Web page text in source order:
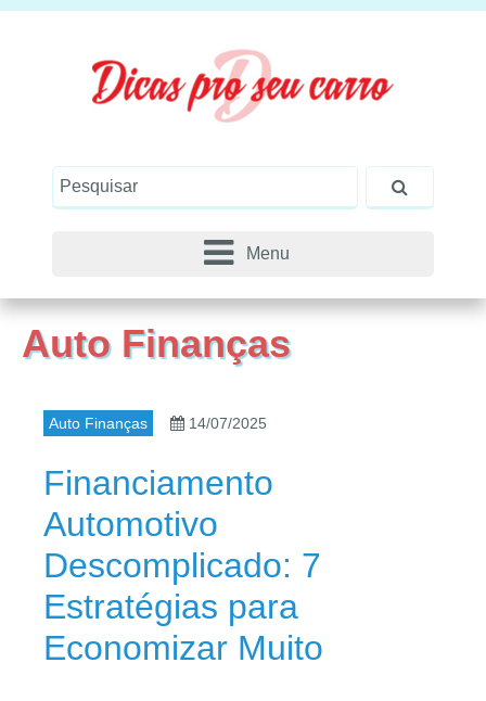
Menu
Auto Finanças
Auto Finanças 14/07/2025
Financiamento
Automotivo
Descomplicado: 7
Estratégias para
Economizar Muito